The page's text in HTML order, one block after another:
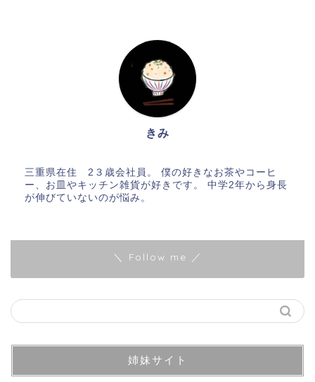
きみ
三重県在住 2３歳会社員。 僕の好きなお茶やコーヒ
ー、お皿やキッチン雑貨が好きです。 中学2年から身長
が伸びていないのが悩み。
＼ Follow me ／
姉妹サイト